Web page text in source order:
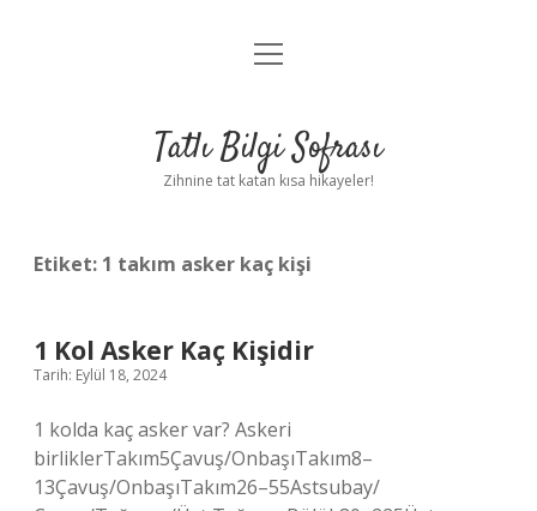
Anasayfa
Yasal Uyarı
menüyü
Tatlı Bilgi Sofrası
Zihnine tat katan kısa hikayeler!
Etiket: 1 takım asker kaç kişi
1 Kol Asker Kaç Kişidir
Tarih: Eylül 18, 2024
1 kolda kaç asker var? Askeri
birliklerTakım5Çavuş/OnbaşıTakım8–
13Çavuş/OnbaşıTakım26–55Astsubay/